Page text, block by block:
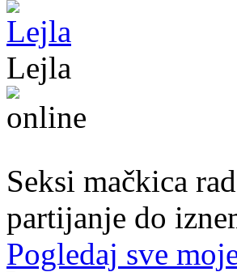
Lejla
Seksi mačkica
partijanje do
Pogledaj sve